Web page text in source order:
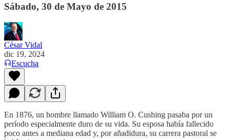
Sábado, 30 de Mayo de 2015
César Vidal
dic 19, 2024
Escucha
En 1876, un hombre llamado William O. Cushing pasaba por un
período especialmente duro de su vida. Su esposa había fallecido
poco antes a mediana edad y, por añadidura, su carrera pastoral se